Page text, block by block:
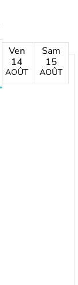
Ven
14
AOÛT
Sam
15
AOÛT